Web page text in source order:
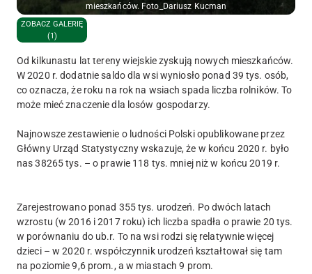
mieszkańców. Foto_Dariusz Kucman
ZOBACZ GALERIĘ
(1)
Od kilkunastu lat tereny wiejskie zyskują nowych mieszkańców.
W 2020 r. dodatnie saldo dla wsi wyniosło ponad 39 tys. osób,
co oznacza, że roku na rok na wsiach spada liczba rolników. To
może mieć znaczenie dla losów gospodarzy.
Najnowsze zestawienie o ludności Polski opublikowane przez
Główny Urząd Statystyczny wskazuje, że w końcu 2020 r. było
nas 38265 tys. – o prawie 118 tys. mniej niż w końcu 2019 r.
Zarejestrowano ponad 355 tys. urodzeń. Po dwóch latach
wzrostu (w 2016 i 2017 roku) ich liczba spadła o prawie 20 tys.
w porównaniu do ub.r. To na wsi rodzi się relatywnie więcej
dzieci – w 2020 r. współczynnik urodzeń kształtował się tam
na poziomie 9,6 prom., a w miastach 9 prom.